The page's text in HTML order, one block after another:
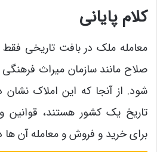
کلام پایانی
معامله ملک در بافت تاریخی
‌صلاح مانند سازمان میراث
‌شود. از آنجا که این املاک
تاریخ یک کشور هستند، قوانین
برای خرید و فروش و معامله آن